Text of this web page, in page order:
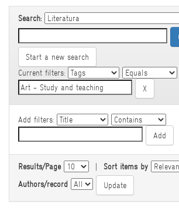
Search:
Start a new search
Current filters:
Add filters:
Results/Page | Sort items by
Authors/record